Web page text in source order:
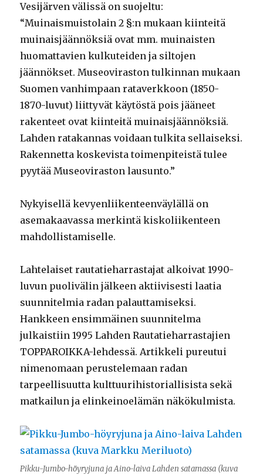
Vesijärven välissä on suojeltu:
“Muinaismuistolain 2 §:n mukaan kiinteitä
muinaisjäännöksiä ovat mm. muinaisten
huomattavien kulkuteiden ja siltojen
jäännökset. Museoviraston tulkinnan mukaan
Suomen vanhimpaan rataverkkoon (1850-
1870-luvut) liittyvät käytöstä pois jääneet
rakenteet ovat kiinteitä muinaisjäännöksiä.
Lahden ratakannas voidaan tulkita sellaiseksi.
Rakennetta koskevista toimenpiteistä tulee
pyytää Museoviraston lausunto.”
Nykyisellä kevyenliikenteenväylällä on
asemakaavassa merkintä kiskoliikenteen
mahdollistamiselle.
Lahtelaiset rautatieharrastajat alkoivat 1990-
luvun puolivälin jälkeen aktiivisesti laatia
suunnitelmia radan palauttamiseksi.
Hankkeen ensimmäinen suunnitelma
julkaistiin 1995 Lahden Rautatieharrastajien
TOPPAROIKKA-lehdessä. Artikkeli pureutui
nimenomaan perustelemaan radan
tarpeellisuutta kulttuurihistoriallisista sekä
matkailun ja elinkeinoelämän näkökulmista.
Pikku-Jumbo-höyryjuna ja Aino-laiva Lahden satamassa (kuva